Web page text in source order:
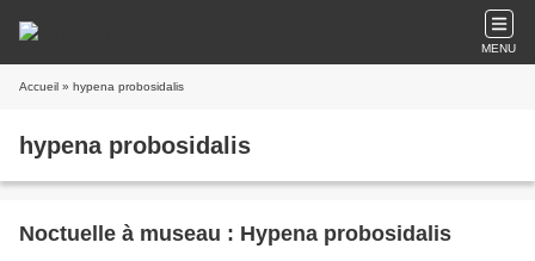
MENU
Accueil » hypena probosidalis
hypena probosidalis
Noctuelle à museau : Hypena probosidalis